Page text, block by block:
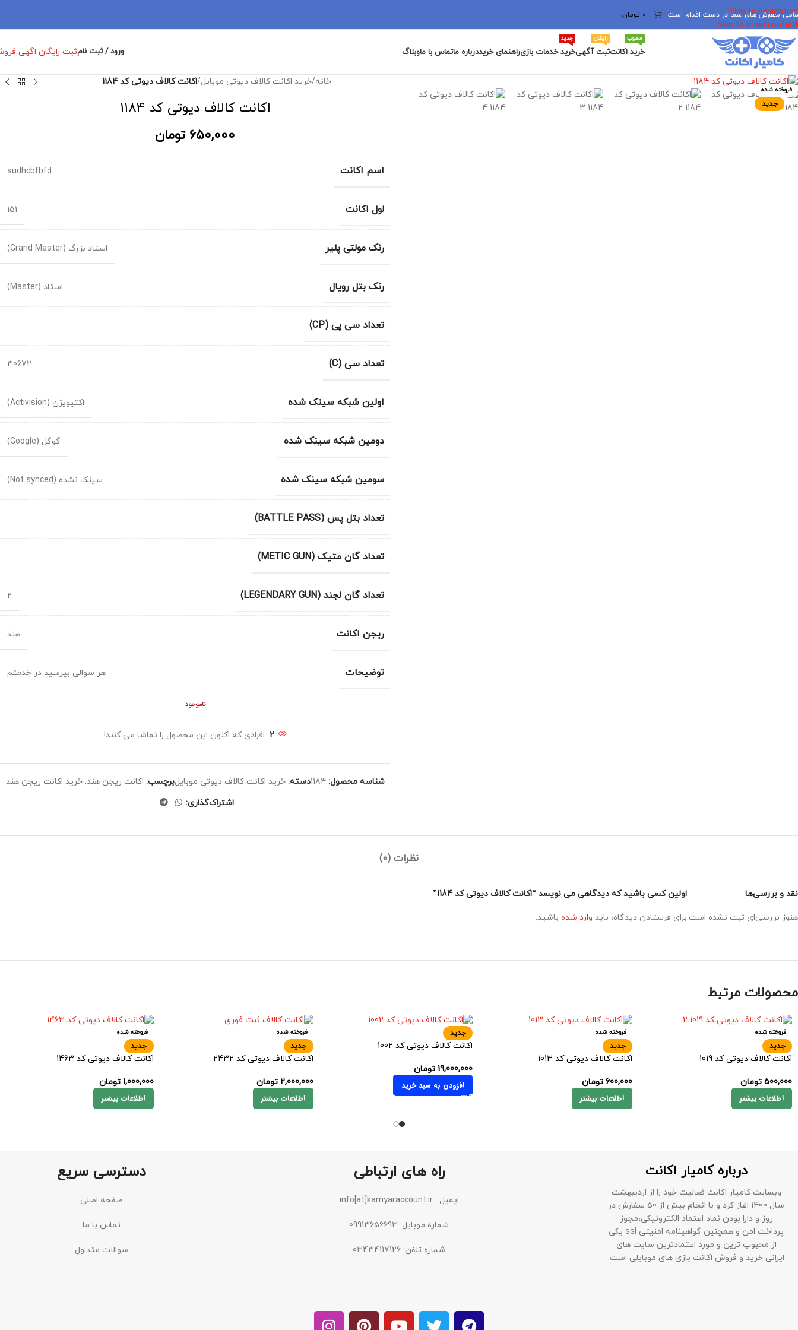
Skip to navigation
Skip to main content
سفارش های شما در دست اقدام است 0 تومان
خرید اکانت
محبوب
ثبت آگهی
رایگان
خرید خدمات بازی
جدید
راهنمای خریددرباره ماتماس با ماوبلاگ ورود / ثبت نامثبت رایگان اگهی
فروخته شده
جدید
برای بزرگنمایی کلیک کنید
خانه/خرید اکانت کالاف دیوتی موبایل/اکانت کالاف دیوتی کد 1184
اکانت کالاف دیوتی کد 1184
650,000 تومان
اسم اکانت sudhcbfbfd
لول اکانت 151
رنک مولتی پلیر استاد بزرگ (Grand Master)
رنک بتل رویال استاد (Master)
تعداد سی پی (CP)
تعداد سی (C) 30672
اولین شبکه سینک شده اکتیویژن (Activision)
دومین شبکه سینک شده گوگل (Google)
سومین شبکه سینک شده سینک نشده (Not synced)
تعداد بتل پس (BATTLE PASS)
تعداد گان متیک (METIC GUN)
تعداد گان لجند (LEGENDARY GUN) 2
ریجن اکانت هند
توضیحات هر سوالی بپرسید در خدمتم
ناموجود
2 افرادی که اکنون این محصول را تماشا می کنند!
شناسه محصول:1184دسته: خرید اکانت کالاف دیوتی موبایلبرچسب: اکانت ریجن هند, خرید اکانت ریجن هند
اشتراک‌گذاری:
نظرات (0)
نقد و بررسی‌ها
هنوز بررسی‌ای ثبت نشده است.
اولین کسی باشید که دیدگاهی می نویسد “اکانت کالاف دیوتی کد 1184”
برای فرستادن دیدگاه، باید وارد شده باشید.
محصولات مرتبط
فروخته شده
جدید
اکانت کالاف دیوتی کد 1019
500,000 تومان
اطلاعات بیشتر
فروخته شده
جدید
اکانت کالاف دیوتی کد 1013
600,000 تومان
اطلاعات بیشتر
جدید
اکانت کالاف دیوتی کد 1002
19,000,000 تومان
افزودن به سبد خرید
فروخته شده
جدید
اکانت کالاف دیوتی کد 2432
2,000,000 تومان
اطلاعات بیشتر
فروخته شده
جدید
اکانت کالاف دیوتی کد 1463
1,000,000 تومان
اطلاعات بیشتر
درباره کامیار اکانت
وبسایت کامیار اکانت فعالیت خود را از اردیبهشت
سال 1400 اغاز کرد و با انجام بیش از 50 سفارش در
روز و دارا بودن نماد اعتماد الکترونیکی،مجوز
پرداخت امن و همچنین گواهینامه امنیتی ssl یکی
از محبوب ترین و مورد اعتمادترین سایت های
ایرانی خرید و فروش اکانت بازی های موبایلی است.
راه های ارتباطی
ایمیل : info[at]kamyaraccount.ir
شماره موبایل: 09913656693
شماره تلفن: 03434117126
دسترسی سریع
صفحه اصلی
تماس با ما
سوالات متداول